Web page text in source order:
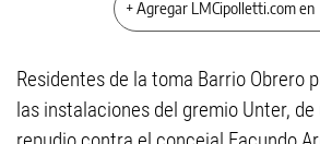
+ Agregar LMCipolletti.com en
Residentes de la toma Barrio Obrero
las instalaciones del gremio Unter,